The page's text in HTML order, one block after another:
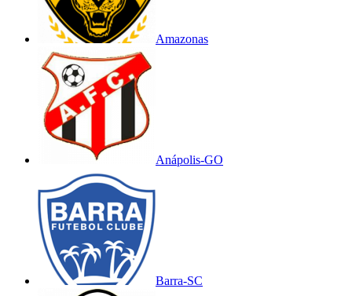
Amazonas
Anápolis-GO
Barra-SC